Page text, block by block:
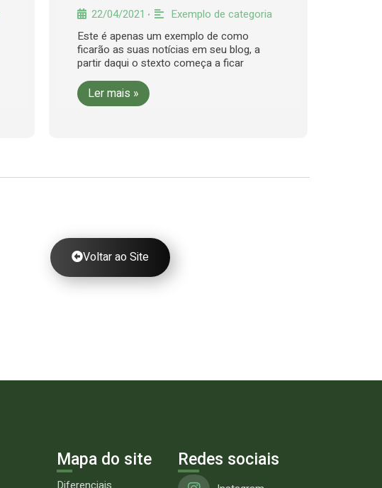
22/04/2021 •
Exemplo de categoria
Este é apenas um exemplo de como
ficarão as suas notícias em seu blog, a
partir daqui o stexto começa a ficar
Ler mais »
Voltar ao Site
Mapa do site Redes sociais